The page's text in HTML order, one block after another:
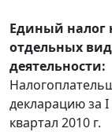
Единый налог
отдельных
деятельности:
декларацию за I
квартал 2010 г.